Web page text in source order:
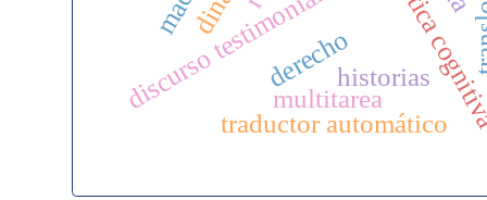
discurso testimonial
traductor automático
derechohistorias
multitarea